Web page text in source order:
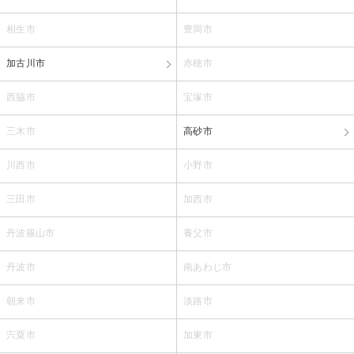
相生市 豊岡市
加古川市 赤穂市
西脇市 宝塚市
三木市 高砂市
川西市 小野市
三田市 加西市
丹波篠山市 養父市
丹波市 南あわじ市
朝来市 淡路市
宍粟市 加東市